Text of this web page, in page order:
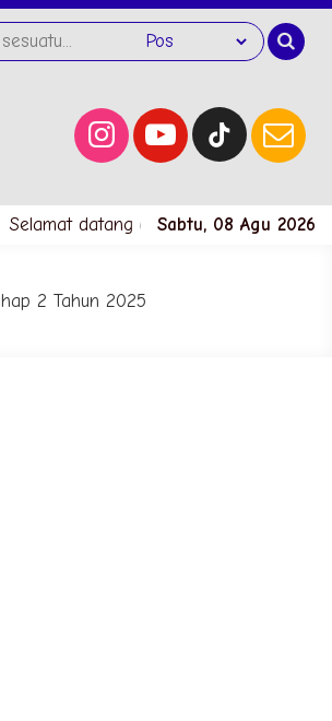
Sabtu, 08 Agu 2026
Selamat datang di website SMK Negeri 1
2 Tahun 2025